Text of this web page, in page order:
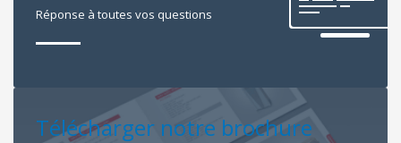
Réponse à toutes vos questions
Télécharger notre brochure